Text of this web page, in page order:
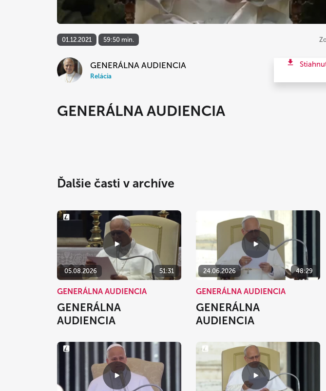
01.12.2021 59:50 min.
GENERÁLNA AUDIENCIA
Relácia
GENERÁLNA AUDIENCIA
Ďalšie časti v archíve
05.08.2026 51:31
GENERÁLNA AUDIENCIA
GENERÁLNA
AUDIENCIA
24.06.2026 48:29
GENERÁLNA AUDIENCIA
GENERÁLNA
AUDIENCIA